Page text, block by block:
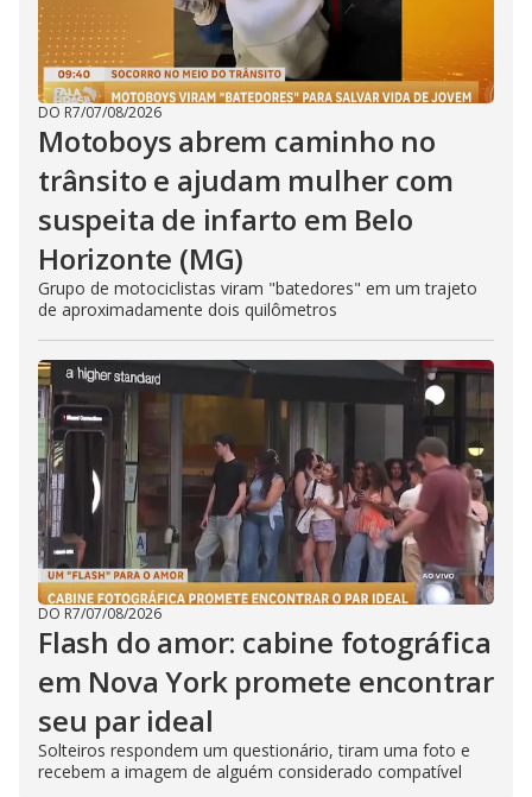
DO R7/07/08/2026
Motoboys abrem caminho no
trânsito e ajudam mulher com
suspeita de infarto em Belo
Horizonte (MG)
Grupo de motociclistas viram "batedores" em um trajeto
de aproximadamente dois quilômetros
DO R7/07/08/2026
Flash do amor: cabine fotográfica
em Nova York promete encontrar
seu par ideal
Solteiros respondem um questionário, tiram uma foto e
recebem a imagem de alguém considerado compatível